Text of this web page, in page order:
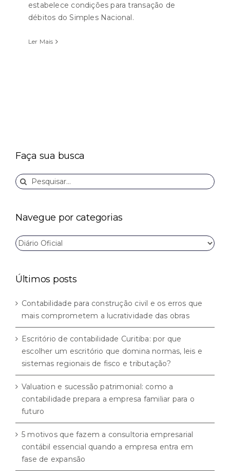
estabelece condições para transação de
débitos do Simples Nacional.
Ler Mais
Faça sua busca
Buscar
resultados
Navegue por categorias
Navegue
por
Últimos posts
Contabilidade para construção civil e os erros que
mais comprometem a lucratividade das obras
Escritório de contabilidade Curitiba: por que
escolher um escritório que domina normas, leis e
sistemas regionais de fisco e tributação?
Valuation e sucessão patrimonial: como a
contabilidade prepara a empresa familiar para o
futuro
5 motivos que fazem a consultoria empresarial
contábil essencial quando a empresa entra em
fase de expansão